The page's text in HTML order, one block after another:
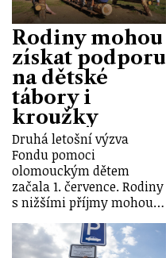
Rodiny mohou
získat podporu
na dětské
tábory i
kroužky
Druhá letošní výzva
Fondu pomoci
olomouckým dětem
začala 1. července. Rodiny
s nižšími příjmy mohou…